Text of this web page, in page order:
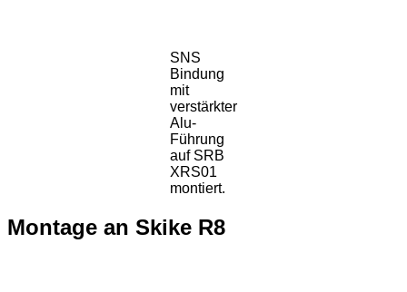
SNS
Bindung
mit
verstärkter
Alu-
Führung
auf SRB
XRS01
montiert.
Montage an Skike R8